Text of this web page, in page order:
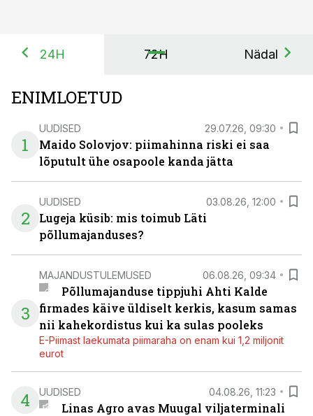
24H 72H Nädal
ENIMLOETUD
1
UUDISED 29.07.26, 09:30
Maido Solovjov: piimahinna riski ei saa
lõputult ühe osapoole kanda jätta
2
UUDISED 03.08.26, 12:00
Lugeja küsib: mis toimub Läti
põllumajanduses?
3
MAJANDUSTULEMUSED 06.08.26, 09:34
Põllumajanduse tippjuhi Ahti Kalde
firmades käive üldiselt kerkis, kasum samas
nii kahekordistus kui ka sulas pooleks
E-Piimast laekumata piimaraha on enam kui 1,2 miljonit
eurot
4 UUDISED 04.08.26, 11:23
Linas Agro avas Muugal viljaterminali